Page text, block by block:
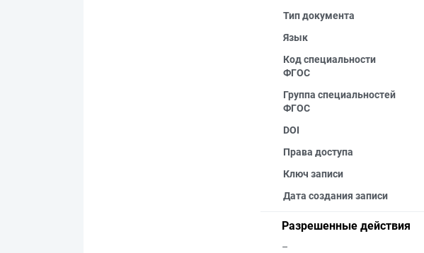
Тип документа
Язык
Код специальности
ФГОС
Группа специальностей
ФГОС
DOI
Права доступа
Ключ записи
Дата создания записи
Разрешенные действия
–